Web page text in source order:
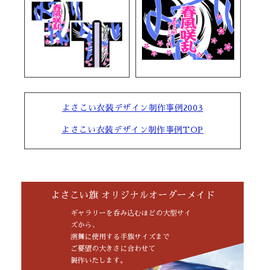
よさこい衣装デザイン制作事例2003
よさこい衣装デザイン制作事例TOP
よさこい旗 オリジナルオーダーメイド
ギャラリーを呑み込むほどの大型サイ
ズから、
演舞に使用する手旗サイズまで
ご要望の大きさに合わせて
製作いたします。